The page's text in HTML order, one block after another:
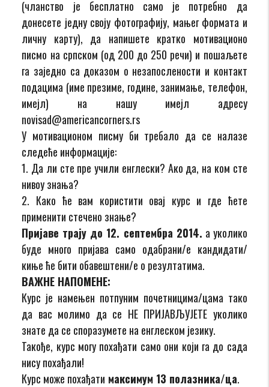
(чланство је бесплатно само је потребно да
донесете једну своју фотографију, мањег формата и
личну карту), да напишете кратко мотивационо
писмо на српском (од 200 до 250 речи) и пошаљете
га заједно са доказом о незапослености и контакт
подацима (име презиме, године, занимање, телефон,
имејл) на нашу имејл адресу
novisad@americancorners.rs
У мотивационом писму би требало да се налазе
следеће информације:
1. Да ли сте пре учили енглески? Ако да, на ком сте
нивоу знања?
2. Како ће вам користити овај курс и где ћете
применити стечено знање?
Пријаве трају до 12. септембра 2014. а уколико
буде много пријава само одабрани/е кандидати/
киње ће бити обавештени/е о резултатима.
ВАЖНЕ НАПОМЕНЕ:
Курс је намењен потпуним почетницима/цама тако
да вас молимо да се НЕ ПРИЈАВЉУЈЕТЕ уколико
знате да се споразумете на енглеском језику.
Такође, курс могу похађати само они који га до сада
нису похађали!
Курс може похађати максимум 13 полазника/ца.